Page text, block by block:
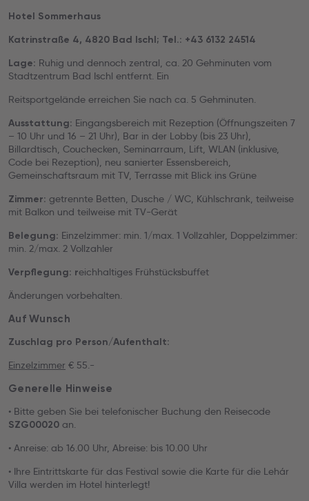
Hotel Sommerhaus
Katrinstraße 4, 4820 Bad Ischl; Tel.: +43 6132 24514
Lage: Ruhig und dennoch zentral, ca. 20 Gehminuten vom
Stadtzentrum Bad Ischl entfernt. Ein
Reitsportgelände erreichen Sie nach ca. 5 Gehminuten.
Ausstattung: Eingangsbereich mit Rezeption (Öffnungszeiten 7
– 10 Uhr und 16 – 21 Uhr), Bar in der Lobby (bis 23 Uhr),
Billardtisch, Couchecken, Seminarraum, Lift, WLAN (inklusive,
Code bei Rezeption), neu sanierter Essensbereich,
Gemeinschaftsraum mit TV, Terrasse mit Blick ins Grüne
Zimmer: getrennte Betten, Dusche / WC, Kühlschrank, teilweise
mit Balkon und teilweise mit TV-Gerät
Belegung: Einzelzimmer: min. 1/max. 1 Vollzahler, Doppelzimmer:
min. 2/max. 2 Vollzahler
Verpflegung: reichhaltiges Frühstücksbuffet
Änderungen vorbehalten.
Auf Wunsch
Zuschlag pro Person/Aufenthalt:
Einzelzimmer € 55.-
Generelle Hinweise
• Bitte geben Sie bei telefonischer Buchung den Reisecode
SZG00020 an.
• Anreise: ab 16.00 Uhr, Abreise: bis 10.00 Uhr
• Ihre Eintrittskarte für das Festival sowie die Karte für die Lehár
Villa werden im Hotel hinterlegt!